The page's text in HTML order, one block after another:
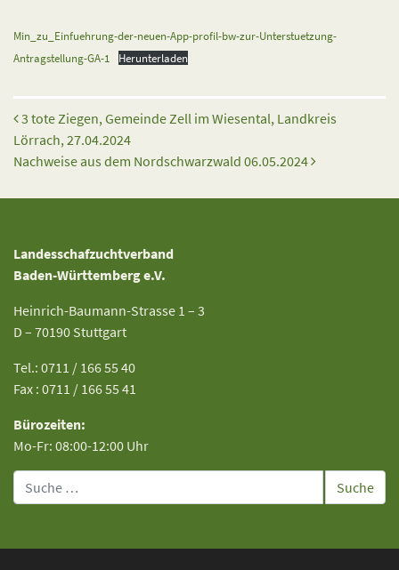
Min_zu_Einfuehrung-der-neuen-App-profil-bw-zur-Unterstuetzung-
Antragstellung-GA-1
Herunterladen
Beitrags-Navigation
3 tote Ziegen, Gemeinde Zell im Wiesental, Landkreis
Lörrach, 27.04.2024
Nachweise aus dem Nordschwarzwald 06.05.2024
Landesschafzuchtverband
Baden-Württemberg e.V.
Heinrich-Baumann-Strasse 1 – 3
D – 70190 Stuttgart
Tel.: 0711 / 166 55 40
Fax : 0711 / 166 55 41
Bürozeiten:
Mo-Fr: 08:00-12:00 Uhr
Suche